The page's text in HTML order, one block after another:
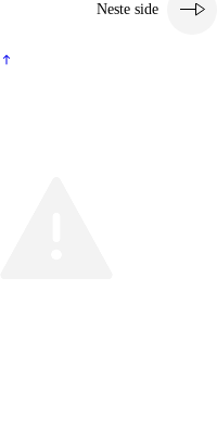
Neste side